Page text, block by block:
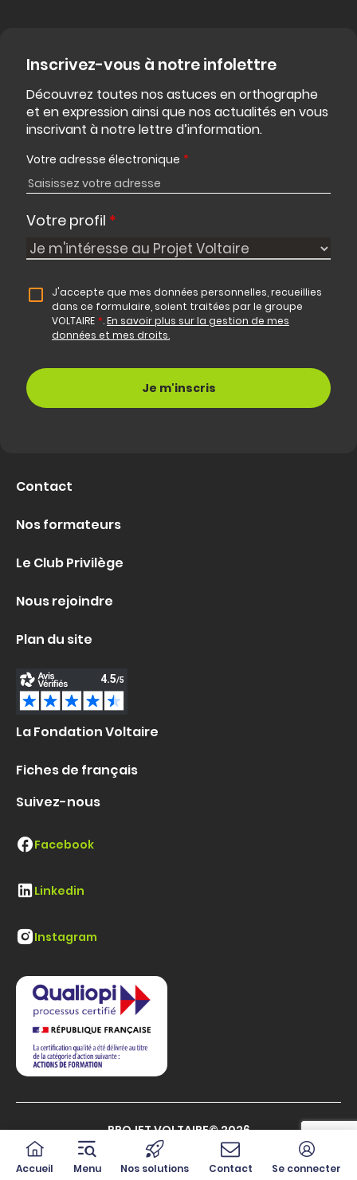
Accueil Menu Nos solutions Contact Se connecter
Inscrivez-vous à notre infolettre
Découvrez toutes nos astuces en orthographe
et en expression ainsi que nos actualités en vous
inscrivant à notre lettre d’information.
Votre adresse électronique *
Votre profil *
J'accepte que mes données personnelles, recueillies
dans ce formulaire, soient traitées par le groupe
VOLTAIRE *.En savoir plus sur la gestion de mes
données et mes droits.
Contact
Nos formateurs
Le Club Privilège
Nous rejoindre
Plan du site
La Fondation Voltaire
Fiches de français
Suivez-nous
Facebook
Linkedin
Instagram
PROJET VOLTAIRE© 2026
CGU Politique de confidentialité